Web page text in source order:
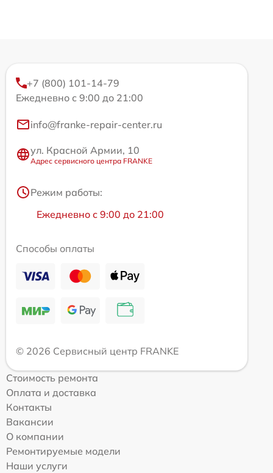
+7 (800) 101-14-79
Ежедневно с 9:00 до 21:00
info@franke-repair-center.ru
ул. Красной Армии, 10
Адрес сервисного центра FRANKE
Режим работы:
Ежедневно с 9:00 до 21:00
Способы оплаты
© 2026 Сервисный центр FRANKE
Стоимость ремонта
Оплата и доставка
Контакты
Вакансии
О компании
Ремонтируемые модели
Наши услуги